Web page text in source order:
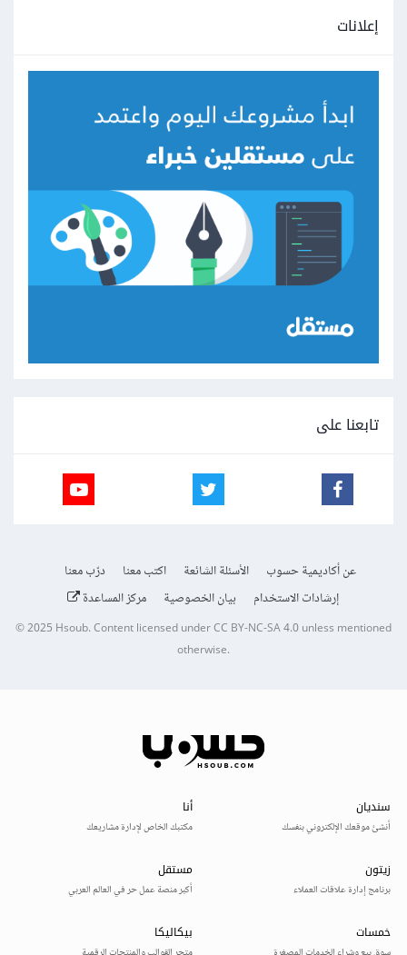
إعلانات
تابعنا على
عن أكاديمية حسوب الأسئلة الشائعة اكتب معنا
درّب معنا
إرشادات الاستخدام
بيان الخصوصية مركز المساعدة
© 2025Hsoub.Content licensed underCC BY-NC-SA 4.0unless mentioned
otherwise.